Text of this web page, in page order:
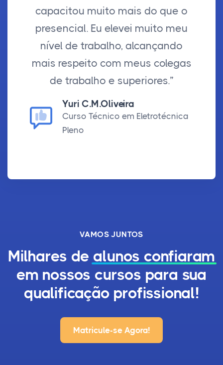
capacitou muito mais do que o
presencial. Eu elevei muito meu
nível de trabalho, alcançando
mais respeito com meus colegas
de trabalho e superiores.”
Yuri C.M.Oliveira
Curso Técnico em Eletrotécnica
Pleno
VAMOS JUNTOS
Milhares de alunos confiaram
em nossos cursos para sua
qualificação profissional!
Matricule-se Agora!